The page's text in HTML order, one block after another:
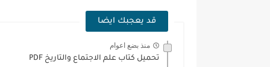
قد يعجبك ايضا
منذ بضع اعوام
تحميل كتاب علم الاجتماع والتاريخ PDF